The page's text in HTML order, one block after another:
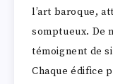
l’art baroque,
somptueux. De
témoignent de
Chaque édifice